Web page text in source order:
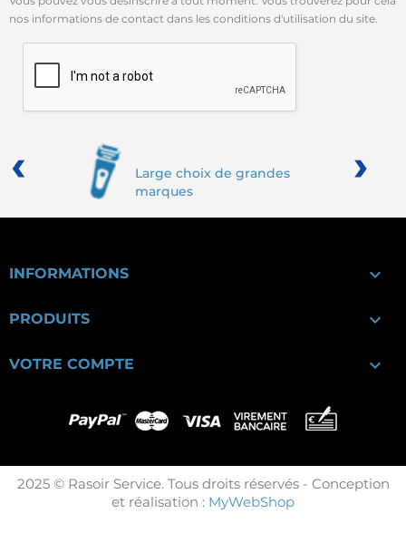
nos informations de contact dans les conditions d'utilisation du site.
Large choix de grandes
marques
‹ ›
INFORMATIONS 
PRODUITS 
VOTRE COMPTE 
2025 © Rasoir Service. Tous droits réservés - Conception
et réalisation : MyWebShop